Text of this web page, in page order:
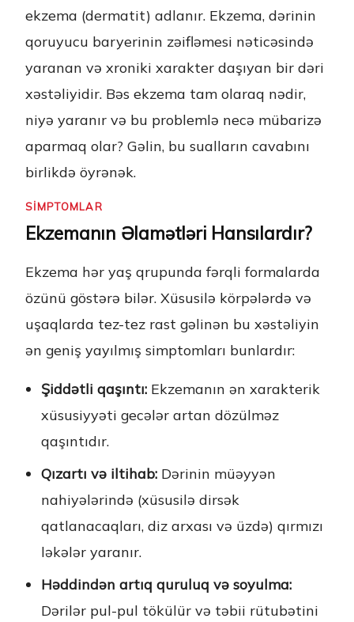
ekzema (dermatit) adlanır. Ekzema, dərinin
qoruyucu baryerinin zəifləmesi nəticəsində
yaranan və xroniki xarakter daşıyan bir dəri
xəstəliyidir. Bəs ekzema tam olaraq nədir,
niyə yaranır və bu problemlə necə mübarizə
aparmaq olar? Gəlin, bu sualların cavabını
birlikdə öyrənək.
SİMPTOMLAR
Ekzemanın Əlamətləri Hansılardır?
Ekzema hər yaş qrupunda fərqli formalarda
özünü göstərə bilər. Xüsusilə körpələrdə və
uşaqlarda tez-tez rast gəlinən bu xəstəliyin
ən geniş yayılmış simptomları bunlardır:
Şiddətli qaşıntı: Ekzemanın ən xarakterik
xüsusiyyəti gecələr artan dözülməz
qaşıntıdır.
Qızartı və iltihab: Dərinin müəyyən
nahiyələrində (xüsusilə dirsək
qatlanacaqları, diz arxası və üzdə) qırmızı
ləkələr yaranır.
Həddindən artıq quruluq və soyulma:
Dərilər pul-pul tökülür və təbii rütubətini